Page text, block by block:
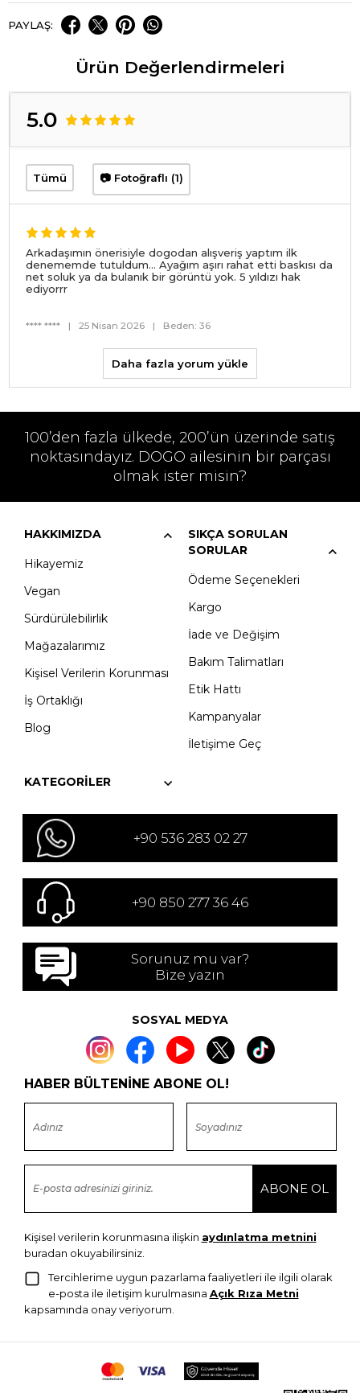
PAYLAŞ:
Ürün Değerlendirmeleri
5.0
Tümü 📷 Fotoğraflı (1)
Arkadaşımın önerisiyle dogodan alışveriş yaptım ilk
denememde tutuldum... Ayağım aşırı rahat etti baskısı da
net soluk ya da bulanık bir görüntü yok. 5 yıldızı hak
ediyorrr
**** **** | 25 Nisan 2026 | Beden: 36
Daha fazla yorum yükle
100’den fazla ülkede, 200’ün üzerinde satış
noktasındayız. DOGO ailesinin bir parçası
olmak ister misin?
HAKKIMIZDA
Hikayemiz
Vegan
Sürdürülebilirlik
Mağazalarımız
Kişisel Verilerin Korunması
İş Ortaklığı
Blog
SIKÇA SORULAN
SORULAR
Ödeme Seçenekleri
Kargo
İade ve Değişim
Bakım Talimatları
Etik Hattı
Kampanyalar
İletişime Geç
KATEGORILER
+90 536 283 02 27
+90 850 277 36 46
Sorunuz mu var?
Bize yazın
SOSYAL MEDYA
HABER BÜLTENİNE ABONE OL!
Kişisel verilerin korunmasına ilişkin aydınlatma metnini
buradan okuyabilirsiniz.
Tercihlerime uygun pazarlama faaliyetleri ile ilgili olarak
e-posta ile iletişim kurulmasına Açık Rıza Metni
kapsamında onay veriyorum.